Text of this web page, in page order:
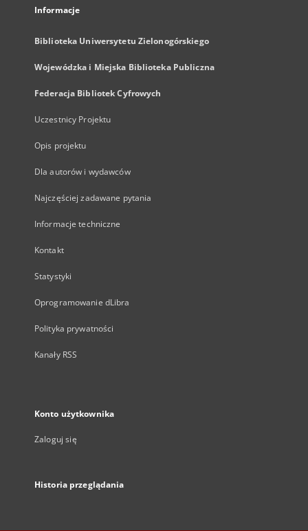
Informacje
Biblioteka Uniwersytetu Zielonogórskiego
Wojewódzka i Miejska Biblioteka Publiczna
Federacja Bibliotek Cyfrowych
Uczestnicy Projektu
Opis projektu
Dla autorów i wydawców
Najczęściej zadawane pytania
Informacje techniczne
Kontakt
Statystyki
Oprogramowanie dLibra
Polityka prywatności
Kanały RSS
Konto użytkownika
Zaloguj się
Historia przeglądania